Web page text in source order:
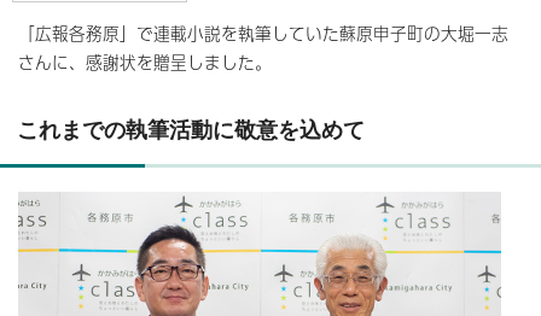
「広報各務原」で連載小説を執筆していた蘇原申子町の大堀一志
さんに、感謝状を贈呈しました。
これまでの執筆活動に敬意を込めて